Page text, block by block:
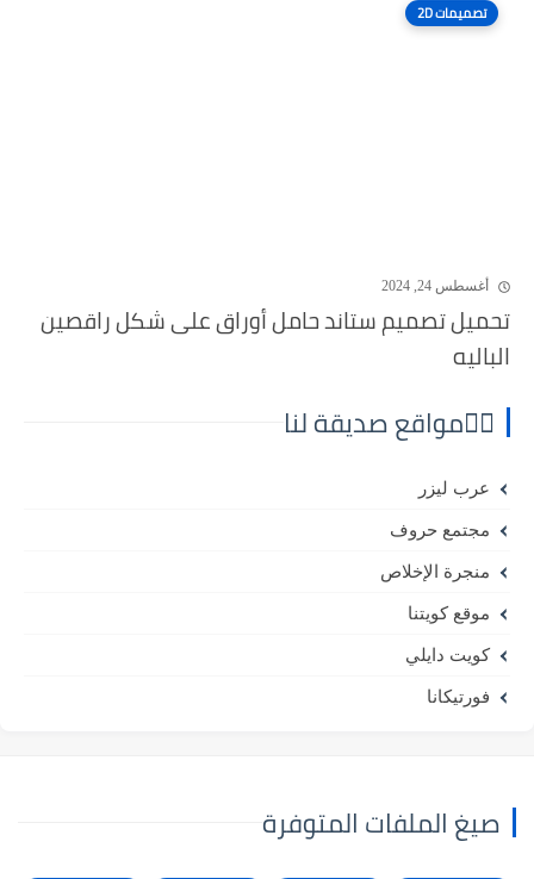
تصميمات 2D
أغسطس 24, 2024
تحميل تصميم ستاند حامل أوراق على شكل راقصين
الباليه
⛓️‍💥مواقع صديقة لنا
عرب ليزر
مجتمع حروف
منجرة الإخلاص
موقع كويتنا
كويت دايلي
فورتيكانا
صيغ الملفات المتوفرة